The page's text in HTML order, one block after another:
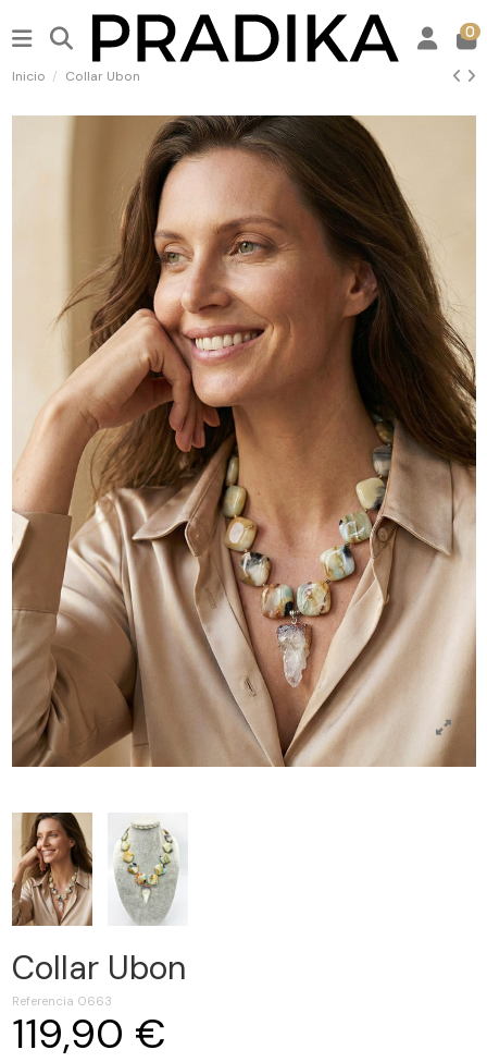
0
Inicio Collar Ubon
Collar Ubon
Referencia 0663
119,90 €